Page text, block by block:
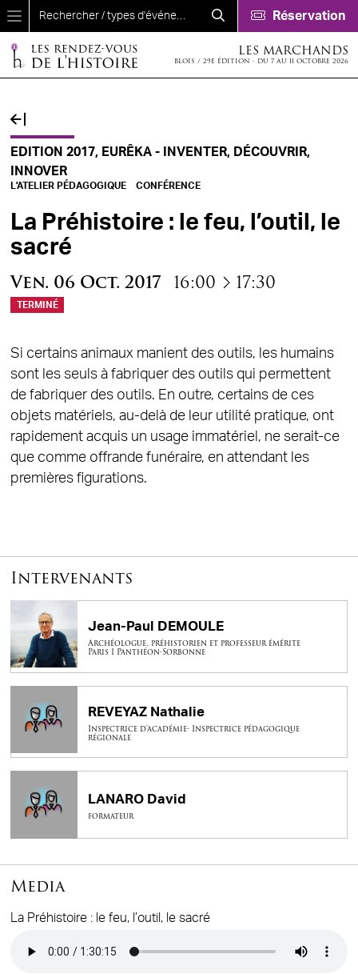
Aller au contenu principal
Réservation
LES MARCHANDS
BLOIS / 29E ÉDITION - DU 7 AU 11 OCTOBRE 2026
EDITION 2017, EURÊKA - INVENTER, DÉCOUVRIR,
INNOVER
L'ATELIER PÉDAGOGIQUE CONFÉRENCE
La Préhistoire : le feu, l’outil, le
sacré
Ven. 06 Oct. 2017 16:00 à17:30
TERMINÉ
Si certains animaux manient des outils, les humains
sont les seuls à fabriquer des outils qui permettent
de fabriquer des outils. En outre, certains de ces
objets matériels, au-delà de leur utilité pratique, ont
rapidement acquis un usage immatériel, ne serait-ce
que comme offrande funéraire, en attendant les
premières figurations.
Intervenants
Jean-Paul DEMOULE
Archéologue, préhistorien et professeur émérite
Paris 1 Panthéon-Sorbonne
REVEYAZ Nathalie
Inspectrice d'académie- Inspectrice pédagogique
régionale
LANARO David
formateur
Media
La Préhistoire : le feu, l’outil, le sacré